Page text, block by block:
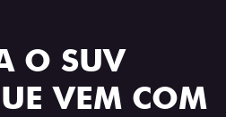
O SUV
VEM COM